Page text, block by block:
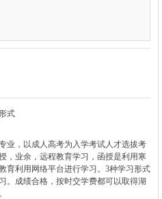
式
业，以成人高考为入学考试人才选拔考
，业余，远程教育学习，函授是利用寒
育利用网络平台进行学习。3种学习形式
。成绩合格，按时交学费都可以取得湖